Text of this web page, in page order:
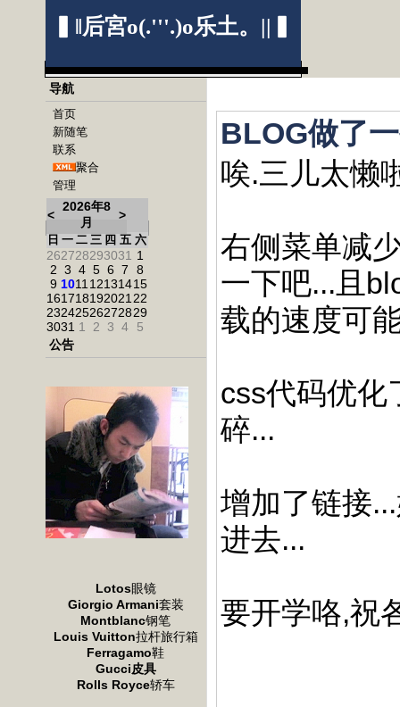
▍‖后宮o(.'''.)o乐土。||▍
导航
首页
新随笔
联系
聚合
管理
<
2026年8
月
>
日 一 二 三 四 五 六
262728293031 1
2 3 4 5 6 7
8
9 1011 12131415
161718192021 22
23242526272829
3031 1 2 3 4
5
公告
Lotos眼镜
Giorgio Armani套装
Montblanc钢笔
Louis Vuitton拉杆旅行箱
Ferragamo鞋
Gucci皮具
Rolls Royce轿车
BLOG做了
唉.三儿太懒
右侧菜单减
一下吧...且
载的速度可
css代码优化
碎...
增加了链接
进去...
要开学咯,祝